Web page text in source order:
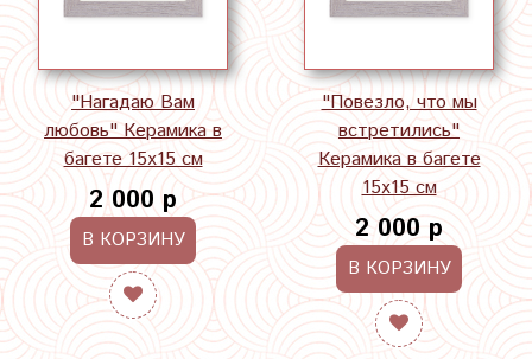
"Нагадаю Вам
любовь" Керамика в
багете 15х15 см
2 000 р
В КОРЗИНУ
"Повезло, что мы
встретились"
Керамика в багете
15х15 см
2 000 р
В КОРЗИНУ